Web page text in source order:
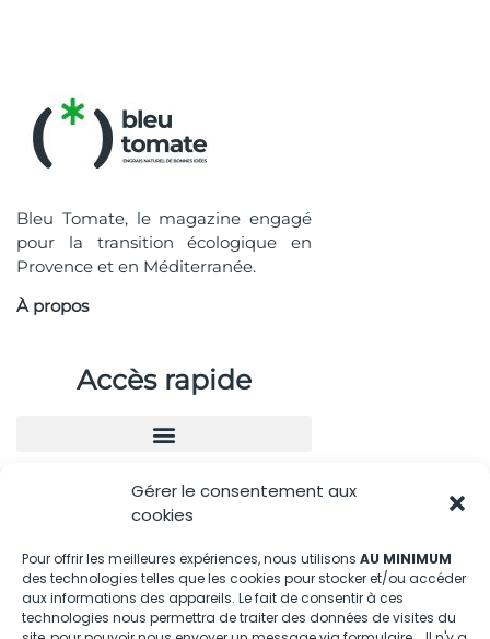
Gérer le consentement aux
cookies
Pour offrir les meilleures expériences, nous utilisons AU MINIMUM
des technologies telles que les cookies pour stocker et/ou accéder
aux informations des appareils. Le fait de consentir à ces
technologies nous permettra de traiter des données de visites du
Bleu Tomate, le magazine engagé
pour la transition écologique en
Provence et en Méditerranée.
À propos
Accès rapide
Nous contacter
04.88.08.75.28
contactBT@bleu-tomate.fr